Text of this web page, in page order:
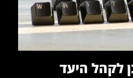
לקהל היעד